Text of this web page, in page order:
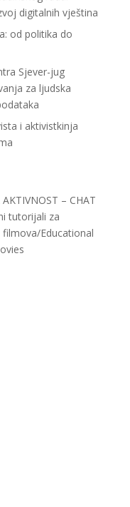
digitalnih vještina
od politika do
Sjever-jug
za ljudska
i aktivistkinja
– CHAT
tutorijali za
Educational